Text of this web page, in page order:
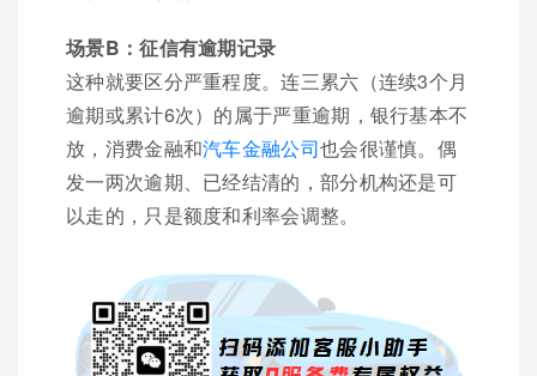
场景B：征信有逾期记录
这种就要区分严重程度。连三累六（连续3个月
逾期或累计6次）的属于严重逾期，银行基本不
放，消费金融和汽车金融公司也会很谨慎。偶
发一两次逾期、已经结清的，部分机构还是可
以走的，只是额度和利率会调整。